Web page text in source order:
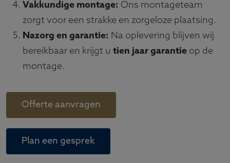
Vakkundige montage: Ons montageteam
zorgt voor een strakke en zorgeloze plaatsing.
Nazorg en garantie: Na oplevering blijven wij
bereikbaar en krijgt u tien jaar garantie op de
montage.
Offerte aanvragen
Plan een gesprek